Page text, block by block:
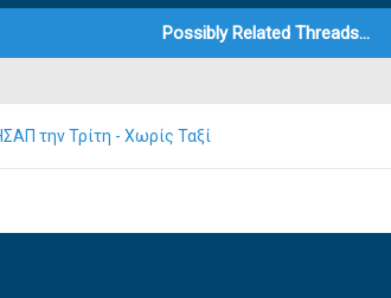
Possibly Related Threads…
την Τρίτη - Χωρίς Ταξί